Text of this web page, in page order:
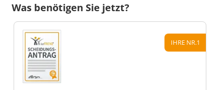
Was benötigen Sie jetzt?
IHRE NR.1